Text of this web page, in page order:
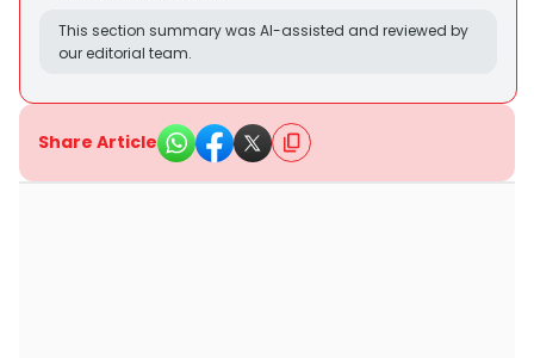
This section summary was AI-assisted and reviewed by
our editorial team.
Share Article